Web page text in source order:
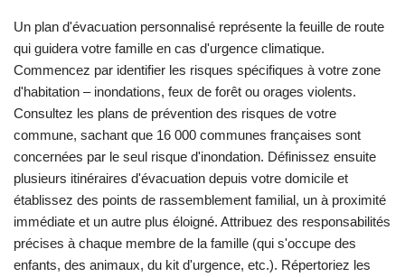
Un plan d'évacuation personnalisé représente la feuille de route
qui guidera votre famille en cas d'urgence climatique.
Commencez par identifier les risques spécifiques à votre zone
d'habitation – inondations, feux de forêt ou orages violents.
Consultez les plans de prévention des risques de votre
commune, sachant que 16 000 communes françaises sont
concernées par le seul risque d'inondation. Définissez ensuite
plusieurs itinéraires d'évacuation depuis votre domicile et
établissez des points de rassemblement familial, un à proximité
immédiate et un autre plus éloigné. Attribuez des responsabilités
précises à chaque membre de la famille (qui s'occupe des
enfants, des animaux, du kit d'urgence, etc.). Répertoriez les